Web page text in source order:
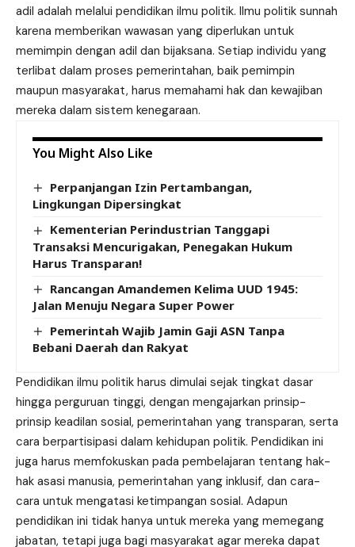
adil adalah melalui pendidikan ilmu politik. Ilmu politik sunnah
karena memberikan wawasan yang diperlukan untuk
memimpin dengan adil dan bijaksana. Setiap individu yang
terlibat dalam proses pemerintahan, baik pemimpin
maupun masyarakat, harus memahami hak dan kewajiban
mereka dalam sistem kenegaraan.
You Might Also Like
Perpanjangan Izin Pertambangan,
Lingkungan Dipersingkat
Kementerian Perindustrian Tanggapi
Transaksi Mencurigakan, Penegakan Hukum
Harus Transparan!
Rancangan Amandemen Kelima UUD 1945:
Jalan Menuju Negara Super Power
Pemerintah Wajib Jamin Gaji ASN Tanpa
Bebani Daerah dan Rakyat
Pendidikan ilmu politik harus dimulai sejak tingkat dasar
hingga perguruan tinggi, dengan mengajarkan prinsip-
prinsip keadilan sosial, pemerintahan yang transparan, serta
cara berpartisipasi dalam kehidupan politik. Pendidikan ini
juga harus memfokuskan pada pembelajaran tentang hak-
hak asasi manusia, pemerintahan yang inklusif, dan cara-
cara untuk mengatasi ketimpangan sosial. Adapun
pendidikan ini tidak hanya untuk mereka yang memegang
jabatan, tetapi juga bagi masyarakat agar mereka dapat